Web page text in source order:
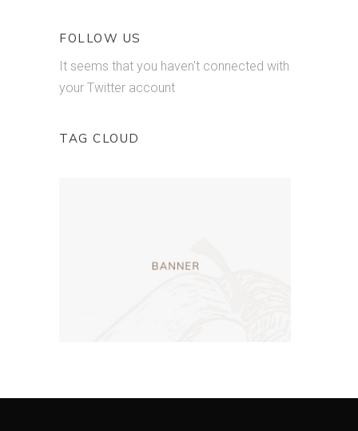
FOLLOW US
It seems that you haven't connected with
your Twitter account
TAG CLOUD